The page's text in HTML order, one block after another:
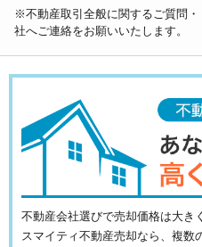
※不動産取引全般に関するご質問
社へご連絡をお願いいたします。
不動産会社選びで売却価格は大き
スマイティ不動産売却なら、複数